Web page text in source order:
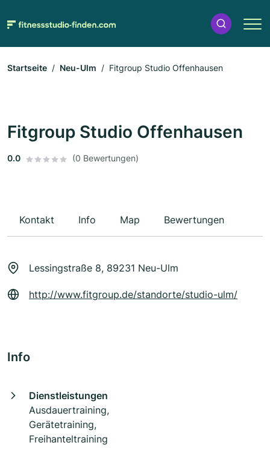
Startseite Neu-Ulm Fitgroup Studio Offenhausen
Fitgroup Studio Offenhausen
0.0 (0 Bewertungen)
Kontakt Info Map Bewertungen
Lessingstraße 8, 89231 Neu-Ulm
http://www.fitgroup.de/standorte/studio-ulm/
Info
Dienstleistungen
Ausdauertraining,
Gerätetraining,
Freihanteltraining